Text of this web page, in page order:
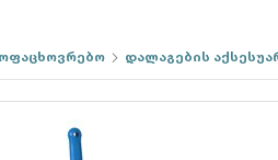
დალაგების